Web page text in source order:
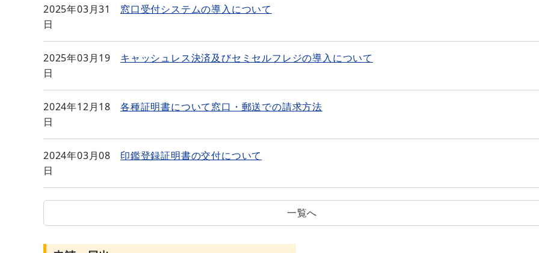
2025年03月31
日
窓口受付システムの導入について
2025年03月19
日
キャッシュレス決済及びセミセルフレジの導入について
2024年12月18
日
各種証明書について窓口・郵送での請求方法
2024年03月08
日
印鑑登録証明書の交付について
一覧へ